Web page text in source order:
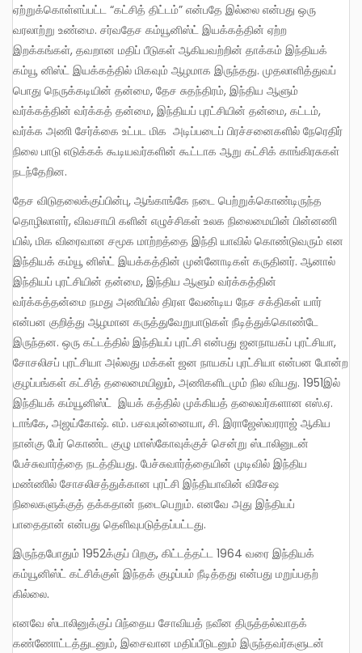
ஏற்றுக்கொள்ளப்பட்ட “கட்சித் திட்டம்” என்பதே இல்லை என்பது ஒரு
வரலாற்று உண்மை. சர்வதேச கம்யூனிஸ்ட் இயக்கத்தின் ஏற்ற
இறக்கங்கள், தவறான மதிப் பீடுகள் ஆகியவற்றின் தாக்கம் இந்தியக்
கம்யூ னிஸ்ட் இயக்கத்தில் மிகவும் ஆழமாக இருந்தது. முதலாளித்துவப்
பொது நெருக்கடியின் தன்மை, தேச சுதந்திரம், இந்திய ஆளும்
வர்க்கத்தின் வர்க்கத் தன்மை, இந்தியப் புரட்சியின் தன்மை, கட்டம்,
வர்க்க அணி சேர்க்கை உட்பட மிக அடிப்படைப் பிரச்சனைகளில் நேரெதிர்
நிலை பாடு எடுக்கக் கூடியவர்களின் கூட்டாக ஆறு கட்சிக் காங்கிரசுகள்
நடந்தேறின.
தேச விடுதலைக்குப்பின்பு, ஆங்காங்கே நடை பெற்றுக்கொண்டிருந்த
தொழிலாளர், விவசாயி களின் எழுச்சிகள் உலக நிலைமையின் பின்னணி
யில், மிக விரைவான சமூக மாற்றத்தை இந்தி யாவில் கொண்டுவரும் என
இந்தியக் கம்யூ னிஸ்ட் இயக்கத்தின் முன்னோடிகள் கருதினர். ஆனால்
இந்தியப் புரட்சியின் தன்மை, இந்திய ஆளும் வர்க்கத்தின்
வர்க்கத்தன்மை நமது அணியில் திரள வேண்டிய நேச சக்திகள் யார்
என்பன குறித்து ஆழமான கருத்துவேறுபாடுகள் நீடித்துக்கொண்டே
இருந்தன. ஒரு கட்டத்தில் இந்தியப் புரட்சி என்பது ஜனநாயகப் புரட்சியா,
சோசலிசப் புரட்சியா அல்லது மக்கள் ஜன நாயகப் புரட்சியா என்பன போன்ற
குழப்பங்கள் கட்சித் தலைமையிலும், அணிகளிடமும் நில வியது. 1951இல்
இந்தியக் கம்யூனிஸ்ட் இயக் கத்தில் முக்கியத் தலைவர்களான எஸ்.ஏ.
டாங்கே, அஜய்கோஷ். எம். பசவபுன்னையா, சி. இராஜேஸ்வரராஜ் ஆகிய
நான்கு பேர் கொண்ட குழு மாஸ்கோவுக்குச் சென்று ஸ்டாலினுடன்
பேச்சுவார்த்தை நடத்தியது. பேச்சுவார்த்தையின் முடிவில் இந்திய
மண்ணில் சோசலிசத்துக்கான புரட்சி இந்தியாவின் விசேஷ
நிலைகளுக்குத் தக்கதான் நடைபெறும். எனவே அது இந்தியப்
பாதைதான் என்பது தெளிவுபடுத்தப்பட்டது.
இருந்தபோதும் 1952க்குப் பிறகு, கிட்டத்தட்ட 1964 வரை இந்தியக்
கம்யூனிஸ்ட் கட்சிக்குள் இந்தக் குழப்பம் நீடித்தது என்பது மறுப்பதற்
கில்லை.
எனவே ஸ்டாலினுக்குப் பிந்தைய சோவியத் நவீன திருத்தல்வாதக்
கண்ணோட்டத்துடனும், இசைவான மதிப்பீடுடனும் இருந்தவர்களுடன்